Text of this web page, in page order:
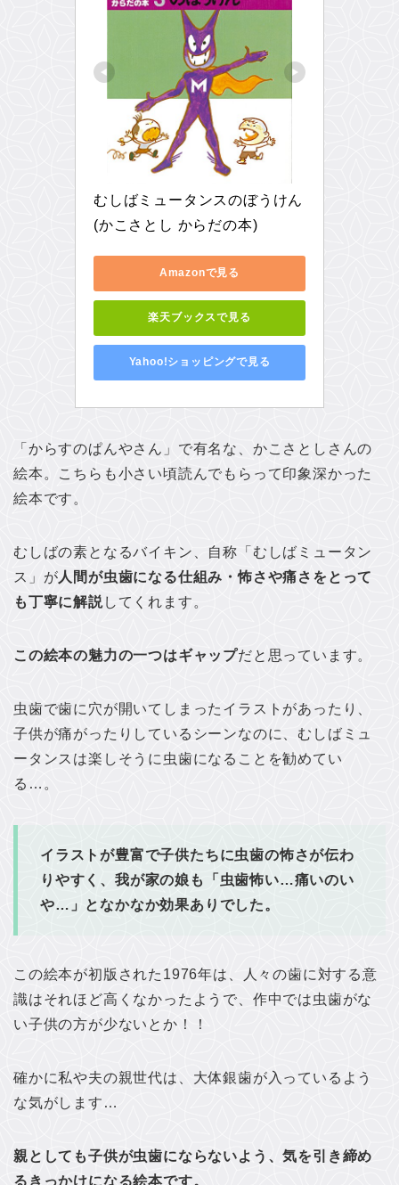
むしばミュータンスのぼうけん
(かこさとし からだの本)
Amazonで見る
楽天ブックスで見る
Yahoo!ショッピングで見る
「からすのぱんやさん」で有名な、かこさとしさんの
絵本。こちらも小さい頃読んでもらって印象深かった
絵本です。
むしばの素となるバイキン、自称「むしばミュータン
ス」が人間が虫歯になる仕組み・怖さや痛さをとって
も丁寧に解説してくれます。
この絵本の魅力の一つはギャップだと思っています。
虫歯で歯に穴が開いてしまったイラストがあったり、
子供が痛がったりしているシーンなのに、むしばミュ
ータンスは楽しそうに虫歯になることを勧めてい
る…。
イラストが豊富で子供たちに虫歯の怖さが伝わ
りやすく、我が家の娘も「虫歯怖い…痛いのい
や…」となかなか効果ありでした。
この絵本が初版された1976年は、人々の歯に対する意
識はそれほど高くなかったようで、作中では虫歯がな
い子供の方が少ないとか！！
確かに私や夫の親世代は、大体銀歯が入っているよう
な気がします…
親としても子供が虫歯にならないよう、気を引き締め
るきっかけになる絵本です。